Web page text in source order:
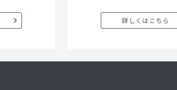
詳しくはこちら